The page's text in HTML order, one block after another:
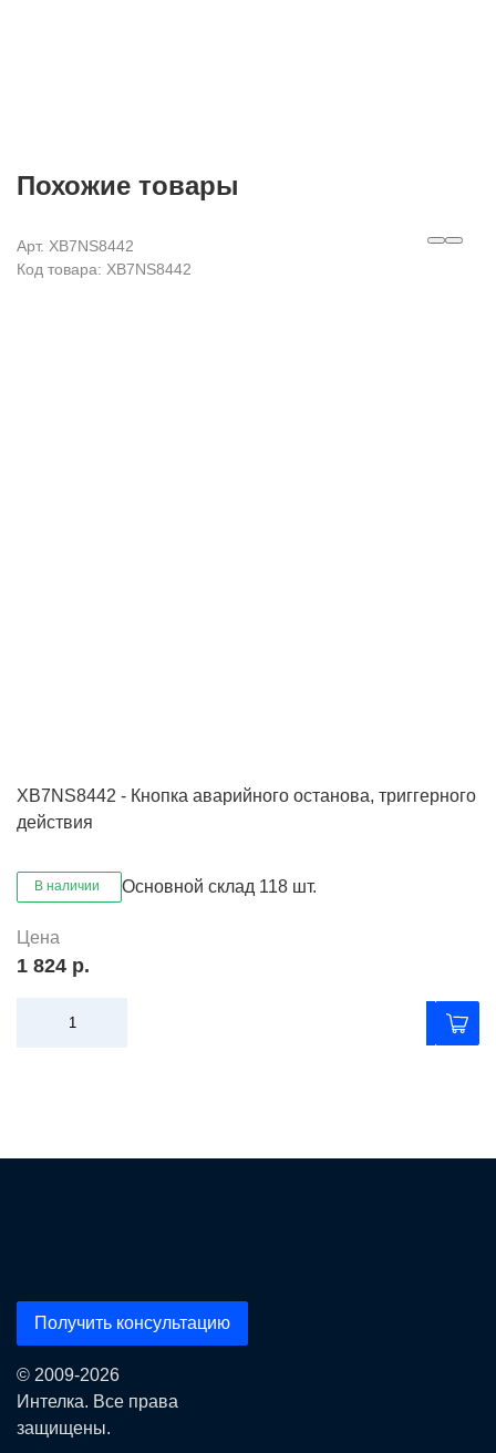
Похожие товары
Арт. XB7NS8442
Код товара: XB7NS8442
XB7NS8442 - Кнопка аварийного останова, триггерного
действия
В наличии Основной склад 118 шт.
Цена
1 824 р.
Получить консультацию
© 2009-2026
Интелка. Все права
защищены.